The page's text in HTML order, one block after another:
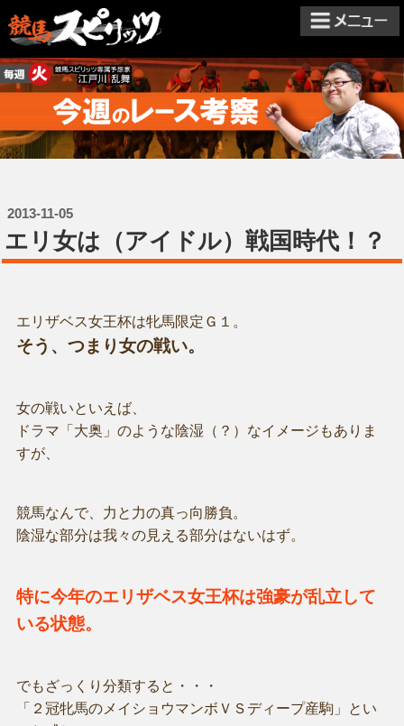
2013-11-05
エリ女は（アイドル）戦国時代！？
エリザベス女王杯は牝馬限定Ｇ１。
そう、つまり女の戦い。
女の戦いといえば、
ドラマ「大奥」のような陰湿（？）なイメージもありま
すが、
競馬なんで、力と力の真っ向勝負。
陰湿な部分は我々の見える部分はないはず。
特に今年のエリザベス女王杯は強豪が乱立して
いる状態。
でもざっくり分類すると・・・
「２冠牝馬のメイショウマンボＶＳディープ産駒」とい